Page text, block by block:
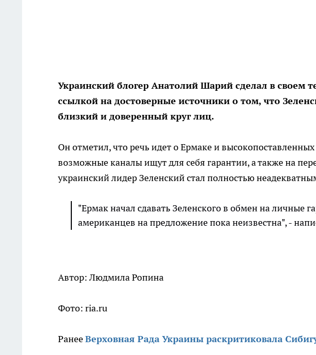
Украинский блогер Анатолий Шарий сделал в своем
ссылкой на достоверные источники о том, что
близкий и доверенный круг лиц.
Он отметил, что речь идет о Ермаке и
возможные каналы ищут для себя гарантии, а также на
украинский лидер Зеленский стал полностью
"Ермак начал сдавать Зеленского в обмен на личные
американцев на предложение пока неизвестна", -
Автор: Людмила Ропина
Фото: ria.ru
РанееВерховная Рада Украины раскритиковала